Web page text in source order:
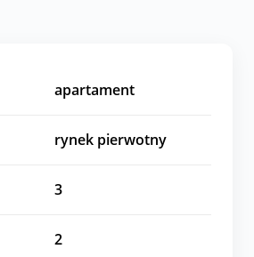
apartament
rynek pierwotny
3
2